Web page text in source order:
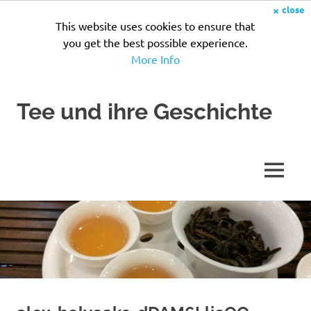
× close
This website uses cookies to ensure that
you get the best possible experience.
More Info
InhaltTee und ihre Geschichte
MENÜ